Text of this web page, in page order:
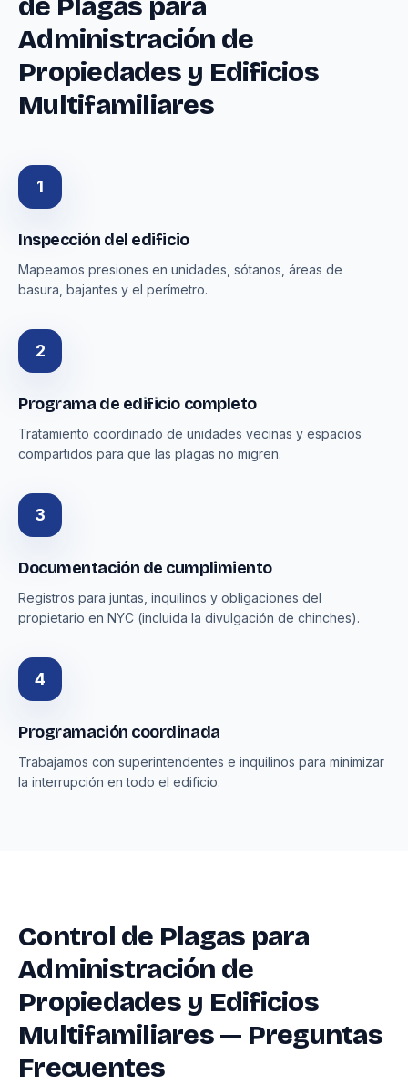
Administración de
Propiedades y Edificios
Multifamiliares
1
Inspección del edificio
Mapeamos presiones en unidades, sótanos, áreas de
basura, bajantes y el perímetro.
2
Programa de edificio completo
Tratamiento coordinado de unidades vecinas y espacios
compartidos para que las plagas no migren.
3
Documentación de cumplimiento
Registros para juntas, inquilinos y obligaciones del
propietario en NYC (incluida la divulgación de chinches).
4
Programación coordinada
Trabajamos con superintendentes e inquilinos para minimizar
la interrupción en todo el edificio.
Control de Plagas para
Administración de
Propiedades y Edificios
Multifamiliares — Preguntas
Frecuentes